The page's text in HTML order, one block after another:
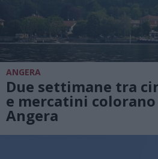
ANGERA
Due settimane tra
e mercatini colorano
Angera